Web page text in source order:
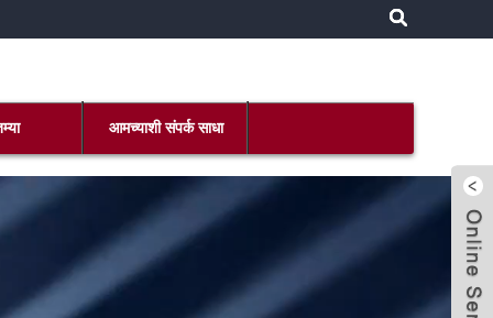
आमच्याशी संपर्क साधा